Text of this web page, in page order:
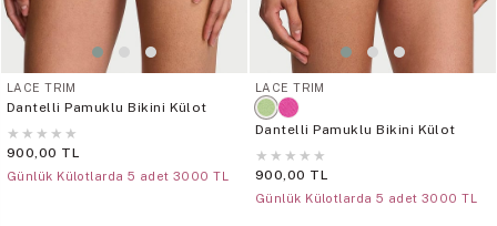
LACE TRIM
Dantelli Pamuklu Bikini Külot
★ ★ ★ ★ ★
900,00 TL
Günlük Külotlarda 5 adet 3000 TL
LACE TRIM
Dantelli Pamuklu Bikini Külot
★ ★ ★ ★ ★
900,00 TL
Günlük Külotlarda 5 adet 3000 TL